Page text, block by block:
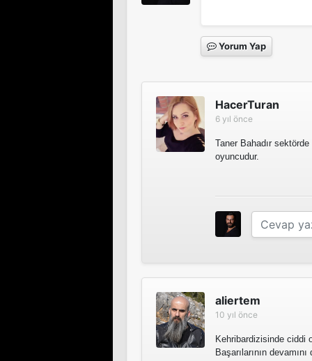
Sinema Filmi
Çilek Kokusu
Tv Dizisi
Kısa Film
Tv Dizisi
Kaçak
Sinema Filmi
Yorum Yap
HacerTuran
6 yıl önce
Taner Bahadır
oyuncudur.
aliertem
10 yıl önce
Kehribardizisinde ciddi
Başarılarının